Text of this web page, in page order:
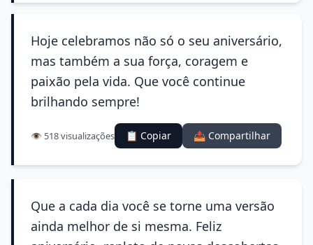
Hoje celebramos não só o seu aniversário,
mas também a sua força, coragem e
paixão pela vida. Que você continue
brilhando sempre!
👁️ 518 visualizações 📋 Copiar 📤 Compartilhar
Que a cada dia você se torne uma versão
ainda melhor de si mesma. Feliz